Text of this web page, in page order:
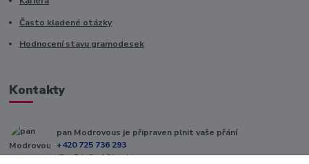
Často kladené otázky
Hodnocení stavu gramodesek
Kontakty
pan Modrovous je připraven plnit vaše přání
+420 725 736 293
(Po-Pá, 8 - 16 hod.)